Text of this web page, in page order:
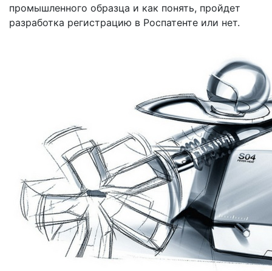
промышленного образца и как понять, пройдет
разработка регистрацию в Роспатенте или нет.